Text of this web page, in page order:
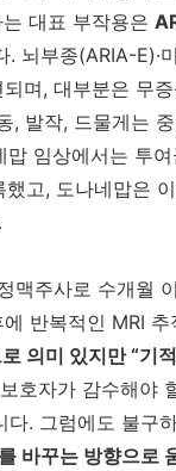
대표 부작용은
. 뇌부종(ARIA-E)·
며, 대부분은 무
, 발작, 드물게는
맙 임상에서는 투
했고, 도나네맙은
맥주사로 수개월
에 반복적인 MRI
의미 있지만 “기
호자가 감수해야
다. 그럼에도 불구
바꾸는 방향으로